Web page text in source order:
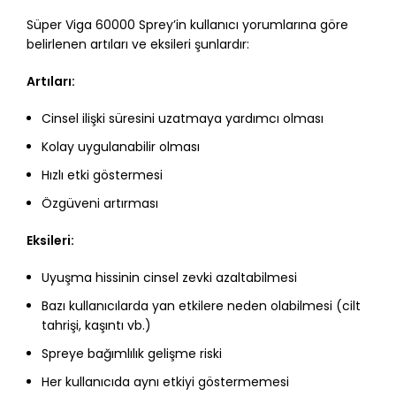
Süper Viga 60000 Sprey’in kullanıcı yorumlarına göre
belirlenen artıları ve eksileri şunlardır:
Artıları:
Cinsel ilişki süresini uzatmaya yardımcı olması
Kolay uygulanabilir olması
Hızlı etki göstermesi
Özgüveni artırması
Eksileri:
Uyuşma hissinin cinsel zevki azaltabilmesi
Bazı kullanıcılarda yan etkilere neden olabilmesi (cilt
tahrişi, kaşıntı vb.)
Spreye bağımlılık gelişme riski
Her kullanıcıda aynı etkiyi göstermemesi